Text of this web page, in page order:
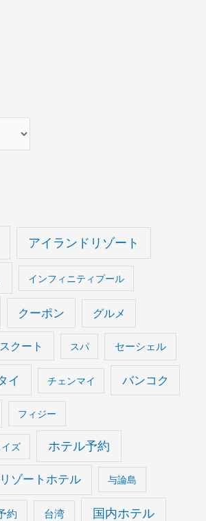
アイランドリゾート
インフィニティプール
クーポン グルメ
スクート スパ セーシェル
イ チェンマイ バンコク
フィジー
ズ ホテル予約
リゾートホテル 与論島
約 台湾 国内ホテル